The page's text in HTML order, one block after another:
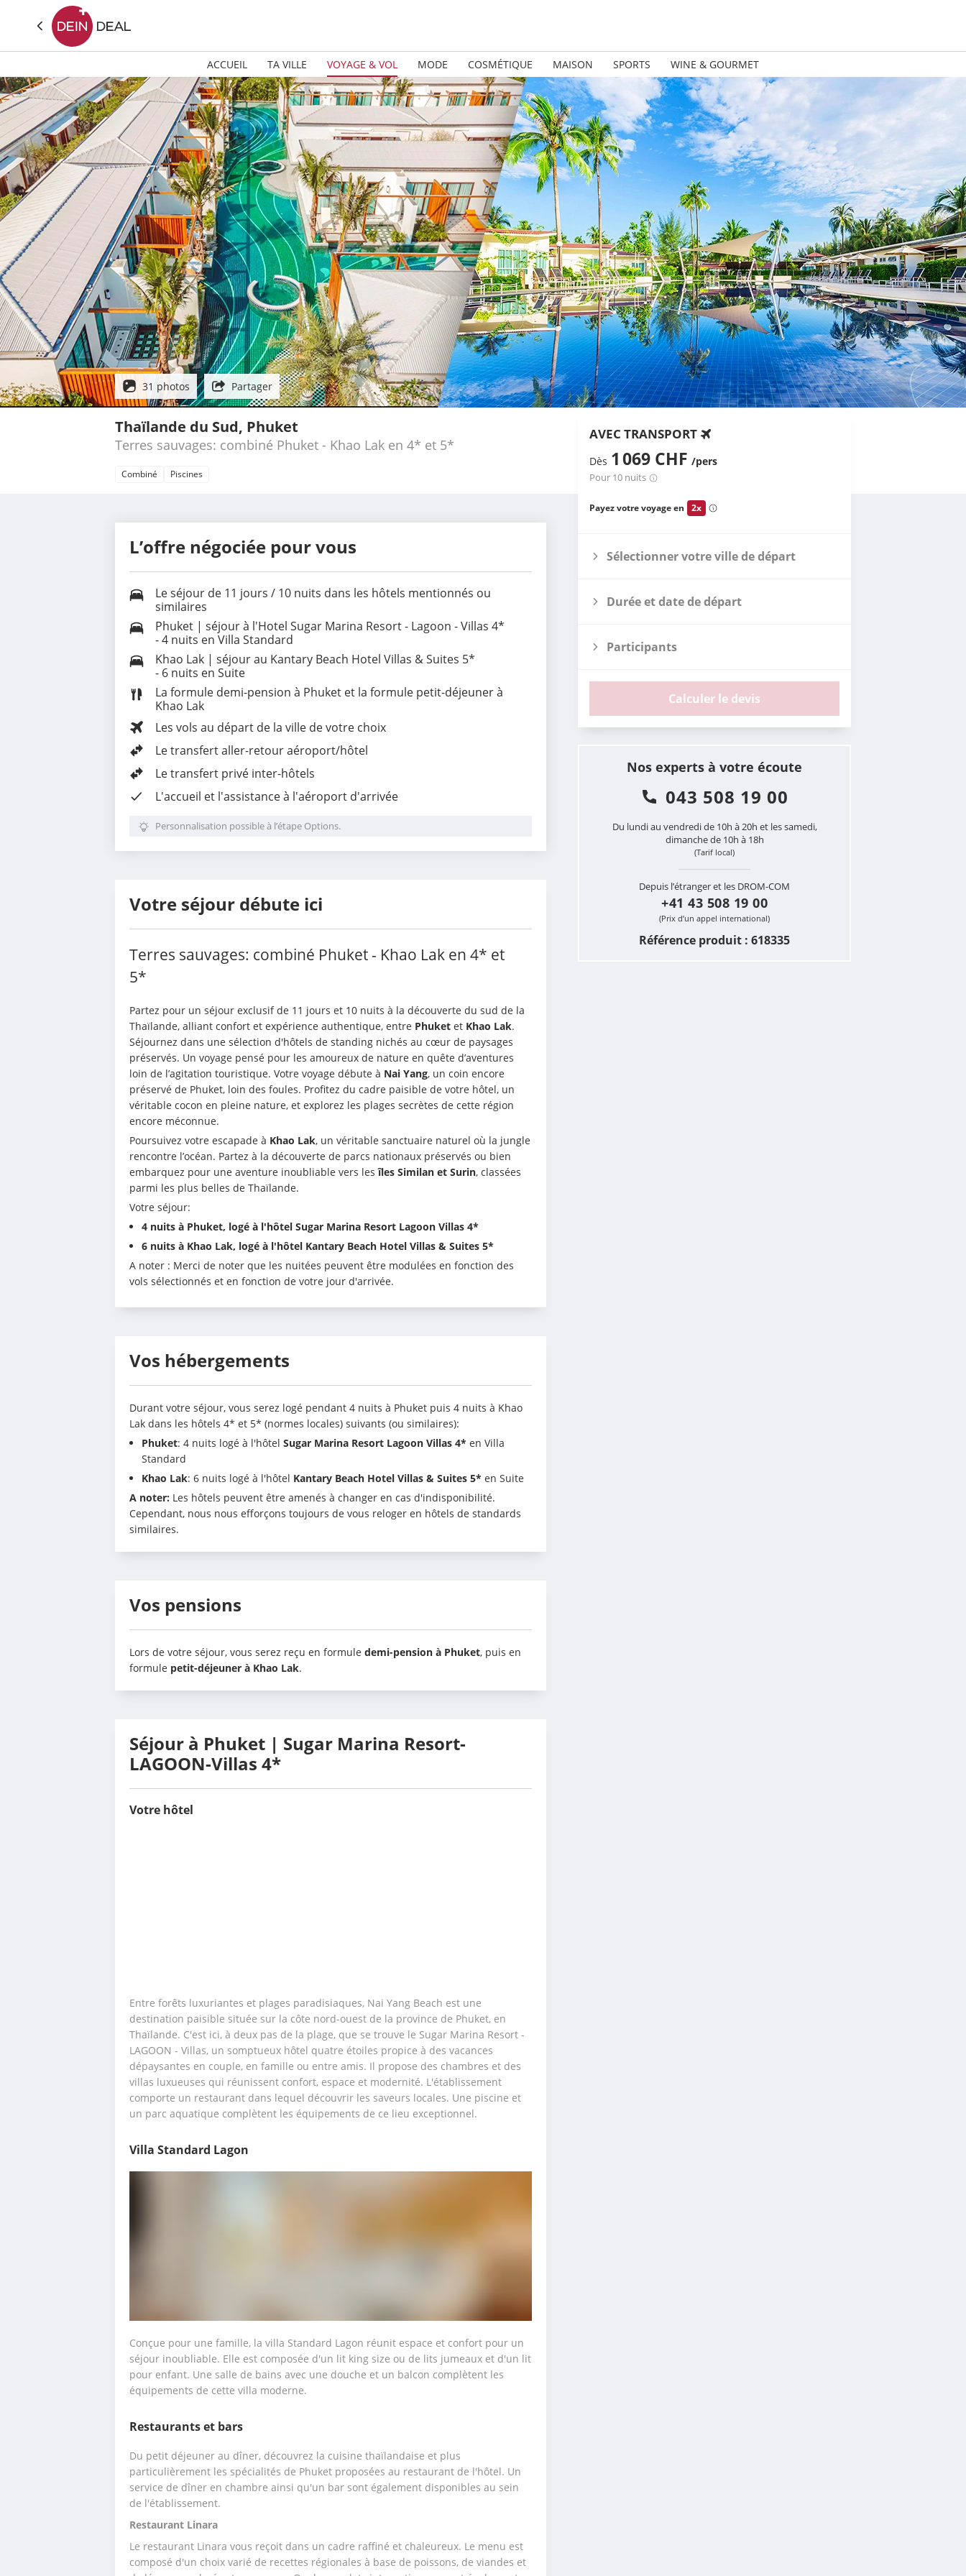
ACCUEIL TA VILLE VOYAGE & VOL MODE COSMÉTIQUE MAISON SPORTS WINE & GOURMET
31 photos Partager
Thaïlande du Sud, Phuket
Terres sauvages: combiné Phuket - Khao Lak en 4* et 5*
Combiné Piscines
AVEC TRANSPORT
Dès 1 069 CHF /pers
Pour 10 nuits
Payez votre voyage en 2x
Sélectionner votre ville de départ
Durée et date de départ
Participants
Calculer le devis
Nos experts à votre écoute
043 508 19 00
Du lundi au vendredi de 10h à 20h et les samedi,
dimanche de 10h à 18h
(Tarif local)
Depuis l’étranger et les DROM-COM
+41 43 508 19 00
(Prix d’un appel international)
Référence produit : 618335
L’offre négociée pour vous
Le séjour de 11 jours / 10 nuits dans les hôtels mentionnés ou
similaires
Phuket | séjour à l'Hotel Sugar Marina Resort - Lagoon - Villas 4*
- 4 nuits en Villa Standard
Khao Lak | séjour au Kantary Beach Hotel Villas & Suites 5*
- 6 nuits en Suite
La formule demi-pension à Phuket et la formule petit-déjeuner à
Khao Lak
Les vols au départ de la ville de votre choix
Letransfert aller-retour aéroport/hôtel
Le transfert privé inter-hôtels
L'accueil et l'assistance à l'aéroport d'arrivée
Personnalisation possible à l’étape Options.
Votre séjour débute ici
Terres sauvages: combiné Phuket - Khao Lak en 4* et
5*
Partez pour un séjour exclusif de 11 jours et 10 nuits à la découverte du sud de la
Thaïlande, alliant confort et expérience authentique, entre Phuket et Khao Lak.
Séjournez dans une sélection d'hôtels de standing nichés au cœur de paysages
préservés. Un voyage pensé pour les amoureux de nature en quête d’aventures
loin de l’agitation touristique. Votre voyage débute à Nai Yang, un coin encore
préservé de Phuket, loin des foules. Profitez du cadre paisible de votre hôtel, un
véritable cocon en pleine nature, et explorez les plages secrètes de cette région
encore méconnue.
Poursuivez votre escapade à Khao Lak, un véritable sanctuaire naturel où la jungle
rencontre l’océan. Partez à la découverte de parcs nationaux préservés ou bien
embarquez pour une aventure inoubliable vers les îles Similan et Surin, classées
parmi les plus belles de Thaïlande.
Votre séjour:
4 nuits à Phuket, logé à l'hôtel Sugar Marina Resort Lagoon Villas 4*
6 nuits à Khao Lak, logé à l'hôtel Kantary Beach Hotel Villas & Suites 5*
A noter : Merci de noter que les nuitées peuvent être modulées en fonction des
vols sélectionnés et en fonction de votre jour d'arrivée.
Vos hébergements
Durant votre séjour, vous serez logé pendant 4 nuits à Phuket puis 4 nuits à Khao
Lak dans les hôtels 4* et 5* (normes locales) suivants (ou similaires):
Phuket: 4 nuits logé à l'hôtel Sugar Marina Resort Lagoon Villas 4* en Villa
Standard
Khao Lak: 6 nuits logé à l'hôtel Kantary Beach Hotel Villas & Suites 5* en Suite
A noter: Les hôtels peuvent être amenés à changer en cas d'indisponibilité.
Cependant, nous nous efforçons toujours de vous reloger en hôtels de standards
similaires.
Vos pensions
Lors de votre séjour, vous serez reçu en formule demi-pension à Phuket, puis en
formule petit-déjeuner à Khao Lak.
Séjour à Phuket | Sugar Marina Resort-
LAGOON-Villas 4*
Votre hôtel
Entre forêts luxuriantes et plages paradisiaques, Nai Yang Beach est une
destination paisible située sur la côte nord-ouest de la province de Phuket, en
Thaïlande. C'est ici, à deux pas de la plage, que se trouve le Sugar Marina Resort -
LAGOON - Villas, un somptueux hôtel quatre étoiles propice à des vacances
dépaysantes en couple, en famille ou entre amis. Il propose des chambres et des
villas luxueuses qui réunissent confort, espace et modernité. L'établissement
comporte un restaurant dans lequel découvrir les saveurs locales. Une piscine et
un parc aquatique complètent les équipements de ce lieu exceptionnel.
Villa Standard Lagon
Conçue pour une famille, la villa Standard Lagon réunit espace et confort pour un
séjour inoubliable. Elle est composée d'un lit king size ou de lits jumeaux et d'un lit
pour enfant. Une salle de bains avec une douche et un balcon complètent les
équipements de cette villa moderne.
Restaurants et bars
Du petit déjeuner au dîner, découvrez la cuisine thaïlandaise et plus
particulièrement les spécialités de Phuket proposées au restaurant de l'hôtel. Un
service de dîner en chambre ainsi qu'un bar sont également disponibles au sein
de l'établissement.
Restaurant Linara
Le restaurant Linara vous reçoit dans un cadre raffiné et chaleureux. Le menu est
composé d'un choix varié de recettes régionales à base de poissons, de viandes et